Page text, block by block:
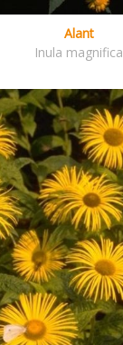
Alant
Inula magnifica